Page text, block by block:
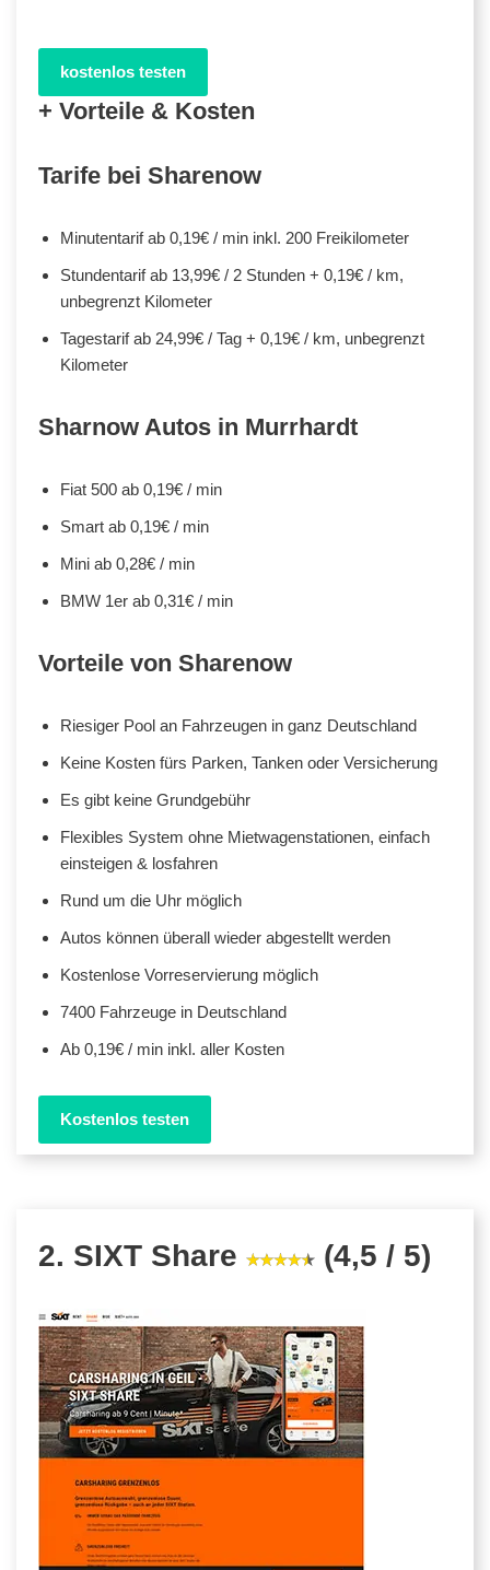
kostenlos testen
+ Vorteile & Kosten
Tarife bei Sharenow
Minutentarif ab 0,19€ / min inkl. 200 Freikilometer
Stundentarif ab 13,99€ / 2 Stunden + 0,19€ / km,
unbegrenzt Kilometer
Tagestarif ab 24,99€ / Tag + 0,19€ / km, unbegrenzt
Kilometer
Sharnow Autos in Murrhardt
Fiat 500 ab 0,19€ / min
Smart ab 0,19€ / min
Mini ab 0,28€ / min
BMW 1er ab 0,31€ / min
Vorteile von Sharenow
Riesiger Pool an Fahrzeugen in ganz Deutschland
Keine Kosten fürs Parken, Tanken oder Versicherung
Es gibt keine Grundgebühr
Flexibles System ohne Mietwagenstationen, einfach
einsteigen & losfahren
Rund um die Uhr möglich
Autos können überall wieder abgestellt werden
Kostenlose Vorreservierung möglich
7400 Fahrzeuge in Deutschland
Ab 0,19€ / min inkl. aller Kosten
Kostenlos testen
2. SIXT Share (4,5 / 5)